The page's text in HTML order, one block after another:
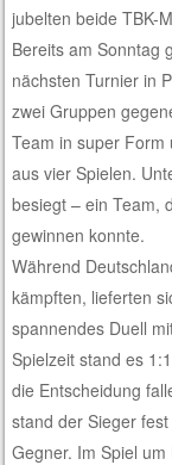
jubelten beide TBK-
Bereits am Sonntag
nächsten Turnier in
zwei Gruppen
Team in super
aus vier Spielen.
besiegt – ein Team,
gewinnen konnte.
Während
kämpften, lieferten
spannendes Duell
Spielzeit stand es
die Entscheidung
stand der Sieger
Gegner. Im Spiel